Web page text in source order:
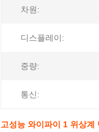
차원:
디스플레이:
중량:
통신:
고성능 와이파이 1 위상계